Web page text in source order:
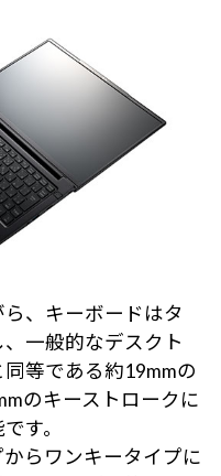
、キーボードはタ
一般的なデスクト
等である約19mmの
のキーストロークに
す。
らワンキータイプに